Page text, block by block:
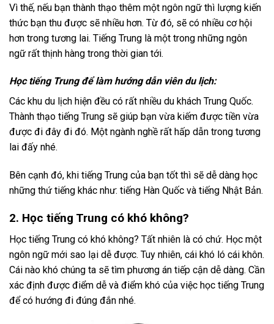
Vì thế, nếu bạn thành thạo thêm một ngôn ngữ thì lượng kiến
thức bạn thu được sẽ nhiều hơn. Từ đó, sẽ có nhiều cơ hội
hơn trong tương lai. Tiếng Trung là một trong những ngôn
ngữ rất thịnh hàng trong thời gian tới.
Học tiếng Trung để làm hướng dẫn viên du lịch:
Các khu du lịch hiện đều có rất nhiều du khách Trung Quốc.
Thành thạo tiếng Trung sẽ giúp bạn vừa kiếm được tiền vừa
được đi đây đi đó. Một ngành nghề rất hấp dẫn trong tương
lai đấy nhé.
Bên cạnh đó, khi tiếng Trung của bạn tốt thì sẽ dễ dàng học
những thứ tiếng khác như: tiếng Hàn Quốc và tiếng Nhật Bản.
2. Học tiếng Trung có khó không?
Học tiếng Trung có khó không? Tất nhiên là có chứ. Học một
ngôn ngữ mới sao lại dễ được. Tuy nhiên, cái khó ló cái khôn.
Cái nào khó chúng ta sẽ tìm phương án tiếp cận dễ dàng. Cần
xác định được điểm dễ và điểm khó của việc học tiếng Trung
để có hướng đi đúng đắn nhé.